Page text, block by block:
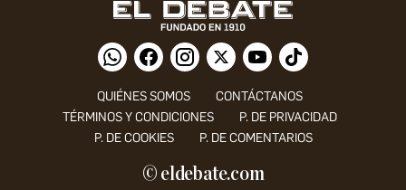
QUIÉNES SOMOS
CONTÁCTANOS
TÉRMINOS Y CONDICIONES
P. DE PRIVACIDAD
P. DE COOKIES
P. DE COMENTARIOS
© eldebate.com